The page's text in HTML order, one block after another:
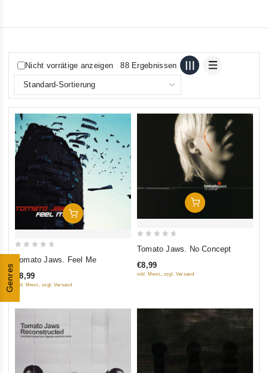
Genres
Nicht vorrätige anzeigen 88 Ergebnissen
In Den Warenkorb
0
of
Tomato Jaws. Feel Me
€8,99
inkl. Mwst., zzgl. Versand
In Den Warenkorb
of
Tomato Jaws. No Concept
€8,99
inkl. Mwst., zzgl. Versand